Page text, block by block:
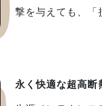
撃を与えても、「
永く快適な超高断